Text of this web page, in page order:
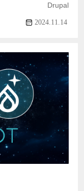
Drupal
2024.11.14